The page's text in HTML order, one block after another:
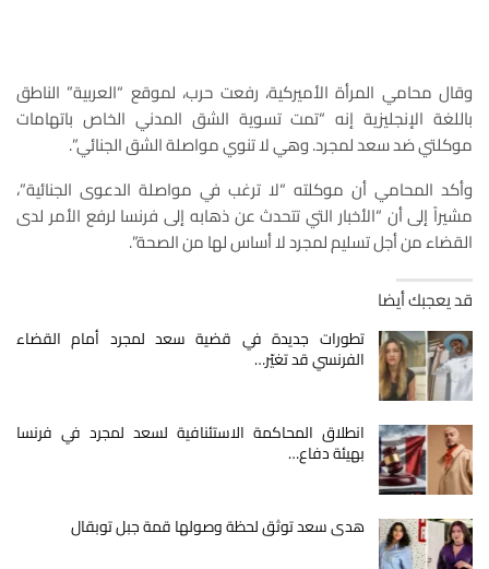
وقال محامي المرأة الأميركية، رفعت حرب، لموقع “العربية” الناطق
باللغة الإنجليزية إنه “تمت تسوية الشق المدني الخاص باتهامات
موكلتي ضد سعد لمجرد. وهي لا تنوي مواصلة الشق الجنائي”.
وأكد المحامي أن موكلته “لا ترغب في مواصلة الدعوى الجنائية”،
مشيراً إلى أن “الأخبار التي تتحدث عن ذهابه إلى فرنسا لرفع الأمر لدى
القضاء من أجل تسليم لمجرد لا أساس لها من الصحة”.
قد يعجبك أيضا
تطورات جديدة في قضية سعد لمجرد أمام القضاء
الفرنسي قد تغيّر…
انطلاق المحاكمة الاستئنافية لسعد لمجرد في فرنسا
بهيئة دفاع…
هدى سعد توثق لحظة وصولها قمة جبل توبقال